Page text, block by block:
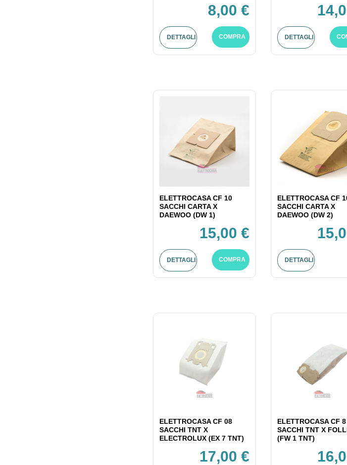
8,00 €
DETTAGLI COMPRA DETTAGLI
ELETTROCASA CF 10
SACCHI CARTA X
DAEWOO (DW 1)
15,00 €
DETTAGLI COMPRA
ELETTROCASA CF
SACCHI CARTA X
DAEWOO (DW 2)
DETTAGLI
ELETTROCASA CF 08
SACCHI TNT X
ELECTROLUX (EX 7 TNT)
17,00 €
ELETTROCASA CF 8
SACCHI TNT X
(FW 1 TNT)